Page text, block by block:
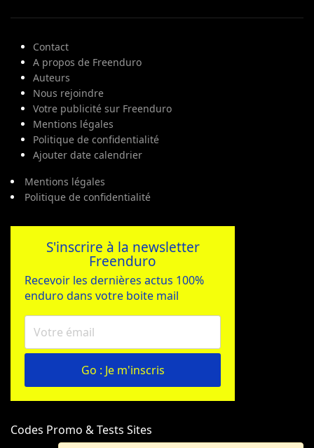
Contact
A propos de Freenduro
Auteurs
Nous rejoindre
Votre publicité sur Freenduro
Mentions légales
Politique de confidentialité
Ajouter date calendrier
Mentions légales
Politique de confidentialité
S'inscrire à la newsletter
Freenduro
Recevoir les dernières actus 100%
enduro dans votre boite mail
Go : Je m'inscris
Codes Promo & Tests Sites